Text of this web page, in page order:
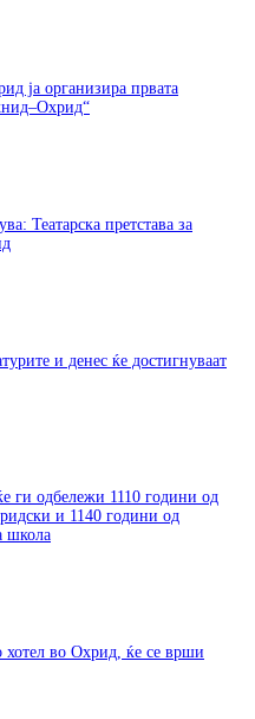
ја организира првата
Театарска претстава за
и денес ќе достигнуваат
ги одбележи 1110 години од
и 1140 години од
школа
хотел во Охрид, ќе се врши